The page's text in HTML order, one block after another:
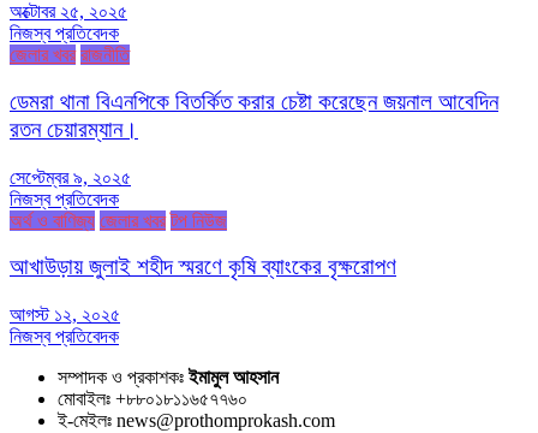
অক্টোবর ২৫, ২০২৫
নিজস্ব প্রতিবেদক
জেলার খবর রাজনীতি
ডেমরা থানা বিএনপিকে বিতর্কিত করার চেষ্টা করেছেন জয়নাল আবেদিন
রতন চেয়ারম্যান।
সেপ্টেম্বর ৯, ২০২৫
নিজস্ব প্রতিবেদক
অর্থ ও বাণিজ্য জেলার খবর টপ নিউজ
আখাউড়ায় জুলাই শহীদ স্মরণে কৃষি ব্যাংকের বৃক্ষরোপণ
আগস্ট ১২, ২০২৫
নিজস্ব প্রতিবেদক
সম্পাদক ও প্রকাশকঃইমামুল আহসান
মোবাইলঃ +৮৮০১৮১১৬৫৭৭৬০
ই-মেইলঃ news@prothomprokash.com